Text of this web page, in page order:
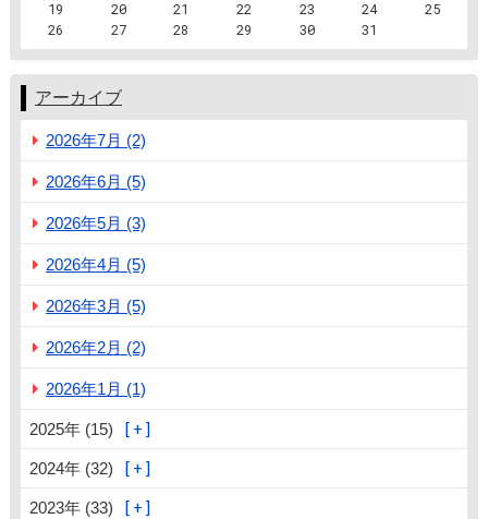
19
20 21 22 23 24
25
26
27 28 29 30 31
アーカイブ
2026年7月 (2)
2026年6月 (5)
2026年5月 (3)
2026年4月 (5)
2026年3月 (5)
2026年2月 (2)
2026年1月 (1)
2025年 (15)
2024年 (32)
2023年 (33)